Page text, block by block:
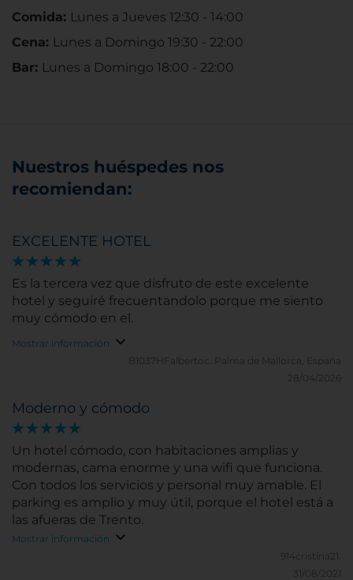
Comida: Lunes a Jueves 12:30 - 14:00
Cena: Lunes a Domingo 19:30 - 22:00
Bar: Lunes a Domingo 18:00 - 22:00
Nuestros huéspedes nos
recomiendan:
EXCELENTE HOTEL
Es la tercera vez que disfruto de este excelente
hotel y seguiré frecuentandolo porque me siento
muy cómodo en el.
Mostrar información
B1037HFalbertoc.
Palma de Mallorca, España
28/04/2026
Moderno y cómodo
Un hotel cómodo, con habitaciones amplias y
modernas, cama enorme y una wifi que funciona.
Con todos los servicios y personal muy amable. El
parking es amplio y muy útil, porque el hotel está a
las afueras de Trento.
Mostrar información
914cristina21.
31/08/2021